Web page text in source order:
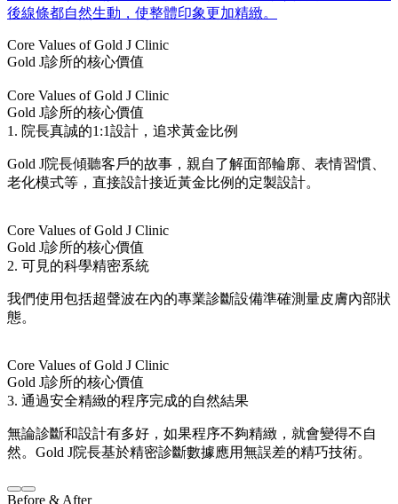
後線條都自然生動，使整體印象更加精緻。
Core Values of Gold J Clinic
Gold J診所的核心價值
Core Values of Gold J Clinic
Gold J診所的核心價值
1. 院長真誠的1:1設計，追求黃金比例
Gold J院長傾聽客戶的故事，親自了解面部輪廓、表情習慣、
老化模式等，直接設計接近黃金比例的定製設計。
Core Values of Gold J Clinic
Gold J診所的核心價值
2. 可見的科學精密系統
我們使用包括超聲波在內的專業診斷設備準確測量皮膚內部狀
態。
Core Values of Gold J Clinic
Gold J診所的核心價值
3. 通過安全精緻的程序完成的自然結果
無論診斷和設計有多好，如果程序不夠精緻，就會變得不自
然。Gold J院長基於精密診斷數據應用無誤差的精巧技術。
Before & After